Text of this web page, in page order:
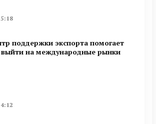
поддержки экспорта помогает
на международные рынки